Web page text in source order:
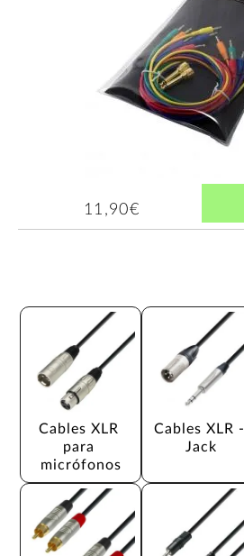
11,90€
Cables XLR
para
micrófonos
Cables XLR -
Jack